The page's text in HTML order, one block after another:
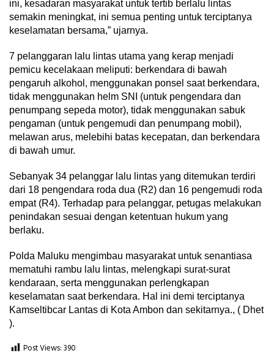
ini, kesadaran masyarakat untuk tertib berlalu lintas
semakin meningkat, ini semua penting untuk terciptanya
keselamatan bersama,” ujarnya.
7 pelanggaran lalu lintas utama yang kerap menjadi
pemicu kecelakaan meliputi: berkendara di bawah
pengaruh alkohol, menggunakan ponsel saat berkendara,
tidak menggunakan helm SNI (untuk pengendara dan
penumpang sepeda motor), tidak menggunakan sabuk
pengaman (untuk pengemudi dan penumpang mobil),
melawan arus, melebihi batas kecepatan, dan berkendara
di bawah umur.
Sebanyak 34 pelanggar lalu lintas yang ditemukan terdiri
dari 18 pengendara roda dua (R2) dan 16 pengemudi roda
empat (R4). Terhadap para pelanggar, petugas melakukan
penindakan sesuai dengan ketentuan hukum yang
berlaku.
Polda Maluku mengimbau masyarakat untuk senantiasa
mematuhi rambu lalu lintas, melengkapi surat-surat
kendaraan, serta menggunakan perlengkapan
keselamatan saat berkendara. Hal ini demi terciptanya
Kamseltibcar Lantas di Kota Ambon dan sekitarnya., ( Dhet
).
Post Views:390